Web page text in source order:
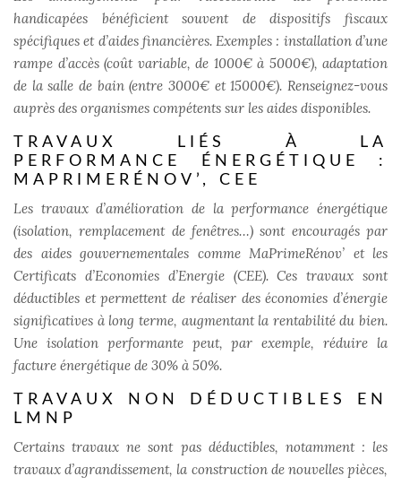
handicapées bénéficient souvent de dispositifs fiscaux
spécifiques et d’aides financières. Exemples : installation d’une
rampe d’accès (coût variable, de 1000€ à 5000€), adaptation
de la salle de bain (entre 3000€ et 15000€). Renseignez-vous
auprès des organismes compétents sur les aides disponibles.
TRAVAUX LIÉS À LA
PERFORMANCE ÉNERGÉTIQUE :
MAPRIMERÉNOV’, CEE
Les travaux d’amélioration de la performance énergétique
(isolation, remplacement de fenêtres…) sont encouragés par
des aides gouvernementales comme MaPrimeRénov’ et les
Certificats d’Economies d’Energie (CEE). Ces travaux sont
déductibles et permettent de réaliser des économies d’énergie
significatives à long terme, augmentant la rentabilité du bien.
Une isolation performante peut, par exemple, réduire la
facture énergétique de 30% à 50%.
TRAVAUX NON DÉDUCTIBLES EN
LMNP
Certains travaux ne sont pas déductibles, notamment : les
travaux d’agrandissement, la construction de nouvelles pièces,